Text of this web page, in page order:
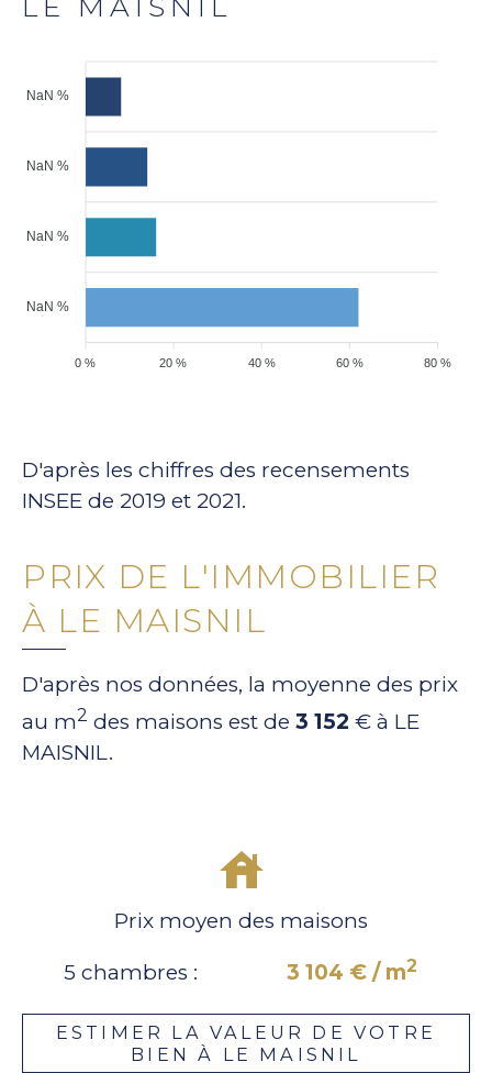
NaN %
NaN %
NaN %
NaN %
80 %
60 %
40 %
20 %
0 %
D'après les chiffres des recensements
INSEE de 2019 et 2021.
PRIX DE L'IMMOBILIER
À LE MAISNIL
D'après nos données, la moyenne des prix
au m2 des maisons est de 3 152 € à LE
MAISNIL.
Prix moyen des maisons
5 chambres : 3 104 € / m2
ESTIMER LA VALEUR DE VOTRE
BIEN À LE MAISNIL